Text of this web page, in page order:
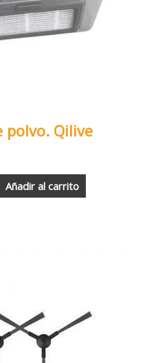
polvo. Qilive
Añadir al carrito